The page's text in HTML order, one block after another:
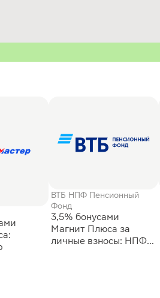
ВТБ НПФ Пенсионный
Фонд
3,5% бонусами
Магнит Плюса за
личные взносы: НПФ